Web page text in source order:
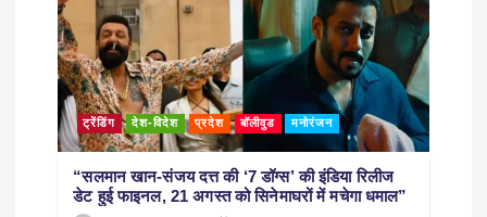
ट्रेंडिंग देश-विदेश प्रदेश बॉलीवुड मनोरंजन
“सलमान खान-संजय दत्त की ‘7 डॉग्स’ की इंडिया रिलीज
डेट हुई फाइनल, 21 अगस्त को सिनेमाघरों में मचेगा धमाल”